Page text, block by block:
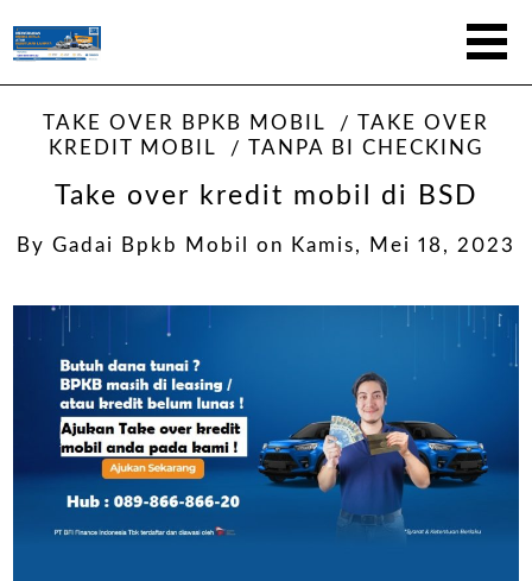
TAKE OVER BPKB MOBIL
TAKE OVER
KREDIT MOBIL
TANPA BI CHECKING
Take over kredit mobil di BSD
By Gadai Bpkb Mobil on Kamis, Mei 18, 2023